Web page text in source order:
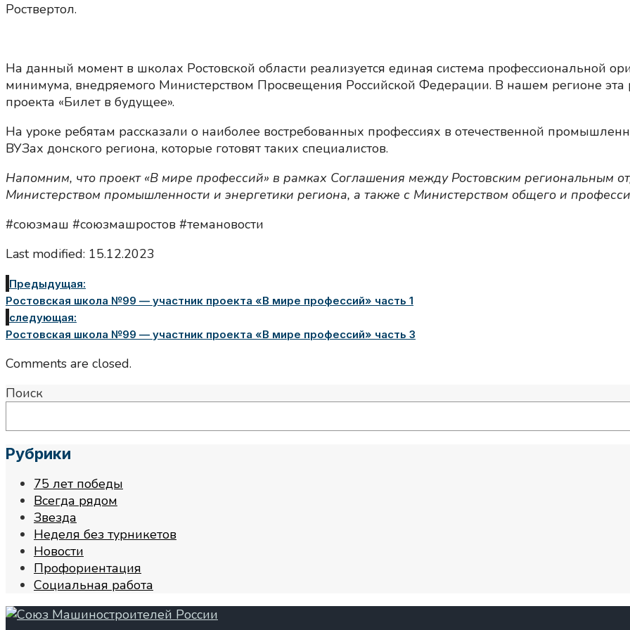
Роствертол.
На данный момент в школах Ростовской области реализуется единая система профессиональной
минимума, внедряемого Министерством Просвещения Российской Федерации. В нашем регионе эта
проекта «Билет в будущее».
На уроке ребятам рассказали о наиболее востребованных профессиях в отечественной
ВУЗах донского региона, которые готовят таких специалистов.
Напомним, что проект «В мире профессий» в рамках Соглашения между Ростовским региональным
Министерством промышленности и энергетики региона, а также с Министерством общего и
#союзмаш #союзмашростов #темановости
Last modified: 15.12.2023
Предыдущая:
Ростовская школа №99 — участник проекта «В мире профессий» часть 1
следующая:
Ростовская школа №99 — участник проекта «В мире профессий» часть 3
Comments are closed.
Поиск
Рубрики
75 лет победы
Всегда рядом
Звезда
Неделя без турникетов
Новости
Профориентация
Социальная работа